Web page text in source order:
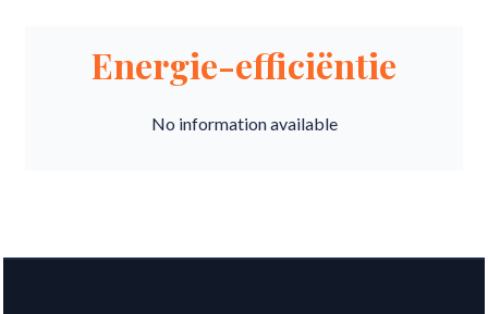
Energie-efficiëntie
No information available